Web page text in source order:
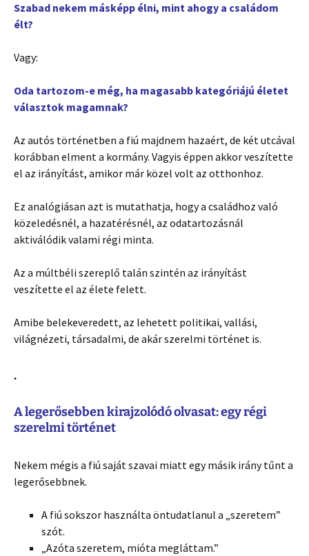
Szabad nekem másképp élni, mint ahogy a családom
élt?
Vagy:
Oda tartozom-e még, ha magasabb kategóriájú életet
választok magamnak?
Az autós történetben a fiú majdnem hazaért, de két utcával
korábban elment a kormány. Vagyis éppen akkor veszítette
el az irányítást, amikor már közel volt az otthonhoz.
Ez analógiásan azt is mutathatja, hogy a családhoz való
közeledésnél, a hazatérésnél, az odatartozásnál
aktiválódik valami régi minta.
Az a múltbéli szereplő talán szintén az irányítást
veszítette el az élete felett.
Amibe belekeveredett, az lehetett politikai, vallási,
világnézeti, társadalmi, de akár szerelmi történet is.
.
A legerősebben kirajzolódó olvasat: egy régi
szerelmi történet
Nekem mégis a fiú saját szavai miatt egy másik irány tűnt a
legerősebbnek.
A fiú sokszor használta öntudatlanul a „szeretem”
szót.
„Azóta szeretem, mióta megláttam.”